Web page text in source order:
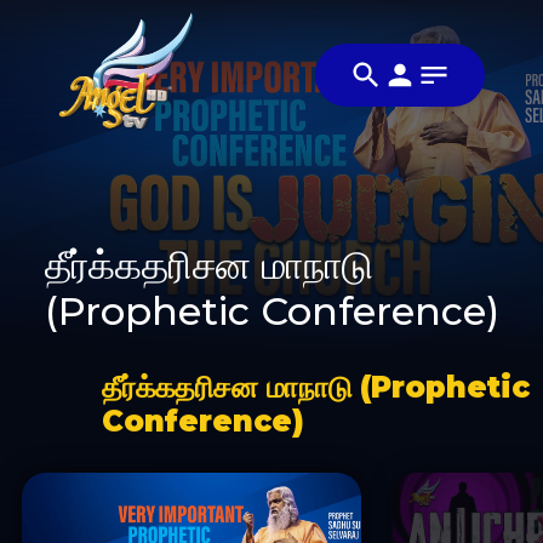
தீர்க்கதரிசன மாநாடு
(Prophetic Conference)
தீர்க்கதரிசன மாநாடு (Prophetic
Conference)